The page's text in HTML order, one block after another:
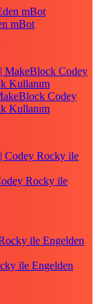
mBot
Codey
Kullanım
Rocky ile
ile Engelden